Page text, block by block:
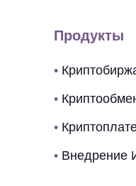
•
•
•
• Внедрение
Продукты